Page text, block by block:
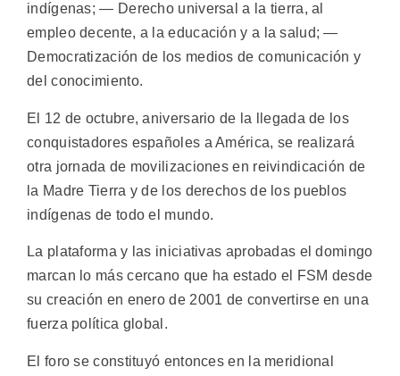
indígenas; — Derecho universal a la tierra, al
empleo decente, a la educación y a la salud; —
Democratización de los medios de comunicación y
del conocimiento.
El 12 de octubre, aniversario de la llegada de los
conquistadores españoles a América, se realizará
otra jornada de movilizaciones en reivindicación de
la Madre Tierra y de los derechos de los pueblos
indígenas de todo el mundo.
La plataforma y las iniciativas aprobadas el domingo
marcan lo más cercano que ha estado el FSM desde
su creación en enero de 2001 de convertirse en una
fuerza política global.
El foro se constituyó entonces en la meridional